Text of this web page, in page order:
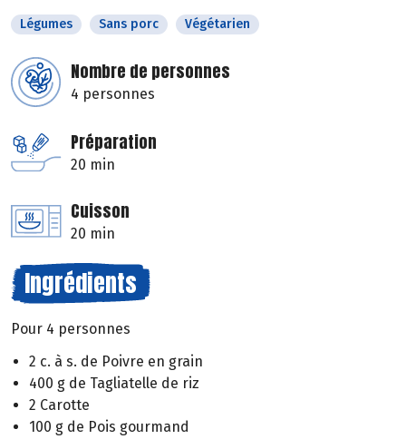
Légumes Sans porc Végétarien
Nombre de personnes
4 personnes
Préparation
20 min
Cuisson
20 min
Ingrédients
Pour 4 personnes
2 c. à s. de Poivre en grain
400 g de Tagliatelle de riz
2 Carotte
100 g de Pois gourmand